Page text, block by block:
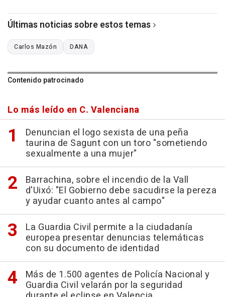
Últimas noticias sobre estos temas
Carlos Mazón DANA
Contenido patrocinado
Lo más leído en C. Valenciana
Denuncian el logo sexista de una peña
taurina de Sagunt con un toro "sometiendo
sexualmente a una mujer"
Barrachina, sobre el incendio de la Vall
d'Uixó: "El Gobierno debe sacudirse la pereza
y ayudar cuanto antes al campo"
La Guardia Civil permite a la ciudadanía
europea presentar denuncias telemáticas
con su documento de identidad
Más de 1.500 agentes de Policía Nacional y
Guardia Civil velarán por la seguridad